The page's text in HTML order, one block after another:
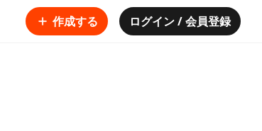
作成する ログイン / 会員登録